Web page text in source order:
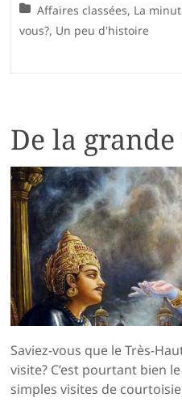
Affaires classées, La
vous?, Un peu d'histoire
De la
Saviez-vous que le Très-
visite? C’est pourtant bien
simples visites de